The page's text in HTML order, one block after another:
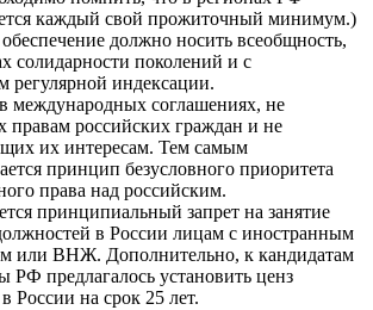
каждый свой прожиточный минимум.)
должно носить всеобщность,
солидарности поколений и с
регулярной индексации.
международных соглашениях, не
российских граждан и не
их интересам. Тем самым
принцип безусловного приоритета
права над российским.
принципиальный запрет на занятие
в России лицам с иностранным
или ВНЖ. Дополнительно, к кандидатам
РФ предлагалось установить ценз
России на срок 25 лет.